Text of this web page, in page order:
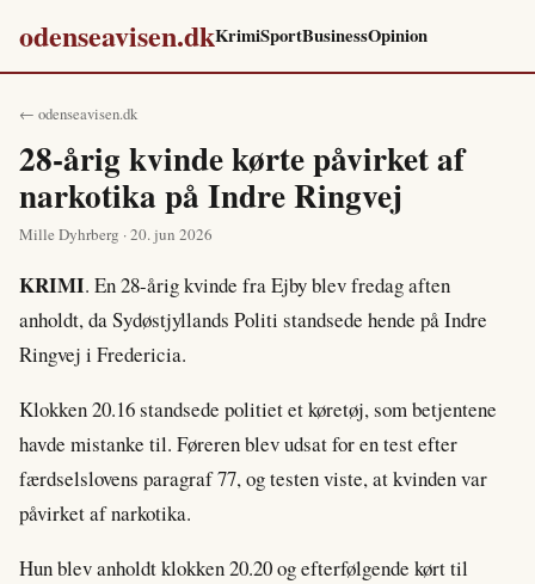
odenseavisen.dkKrimiSportBusinessOpinion
← odenseavisen.dk
28-årig kvinde kørte påvirket af
narkotika på Indre Ringvej
Mille Dyhrberg · 20. jun 2026
KRIMI. En 28-årig kvinde fra Ejby blev fredag aften
anholdt, da Sydøstjyllands Politi standsede hende på Indre
Ringvej i Fredericia.
Klokken 20.16 standsede politiet et køretøj, som betjentene
havde mistanke til. Føreren blev udsat for en test efter
færdselslovens paragraf 77, og testen viste, at kvinden var
påvirket af narkotika.
Hun blev anholdt klokken 20.20 og efterfølgende kørt til